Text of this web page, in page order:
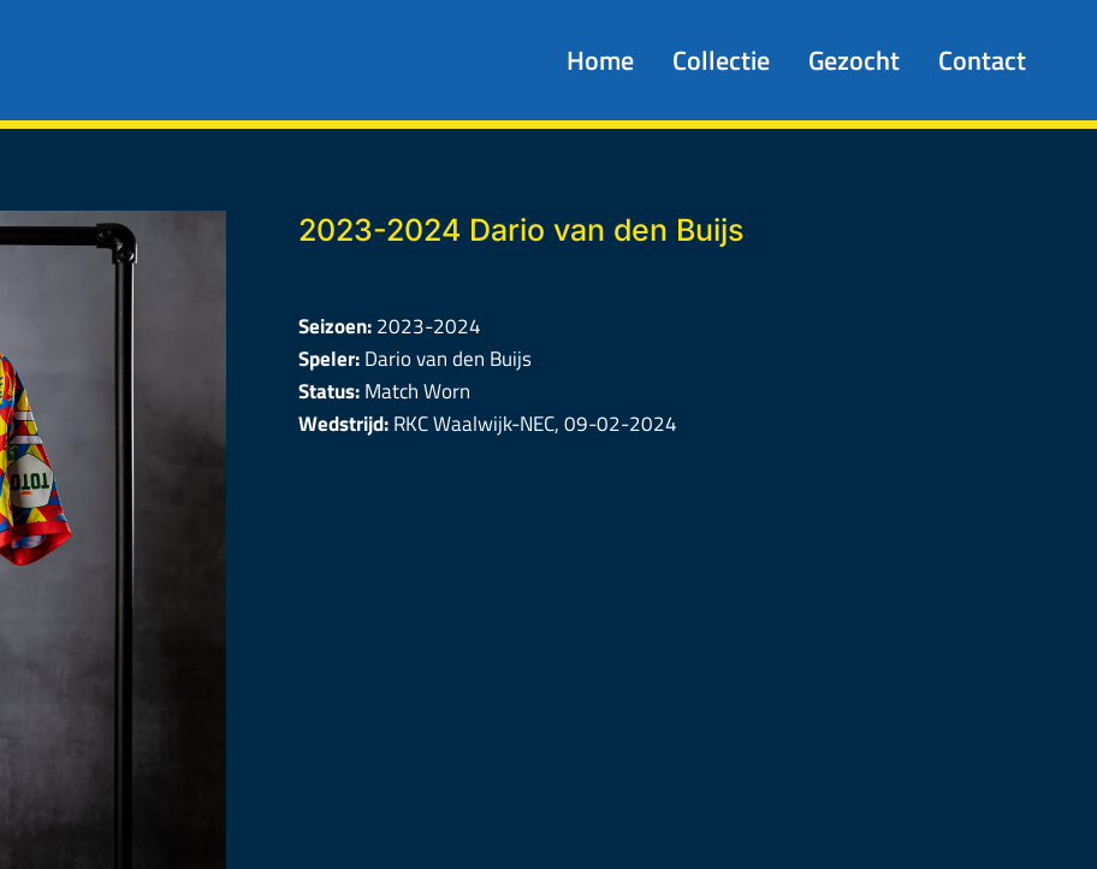
Home Collectie Gezocht Contact
2023-2024 Dario van den Buijs
Seizoen:2023-2024
Speler:Dario van den Buijs
Status:Match Worn
Wedstrijd:RKC Waalwijk-NEC, 09-02-2024